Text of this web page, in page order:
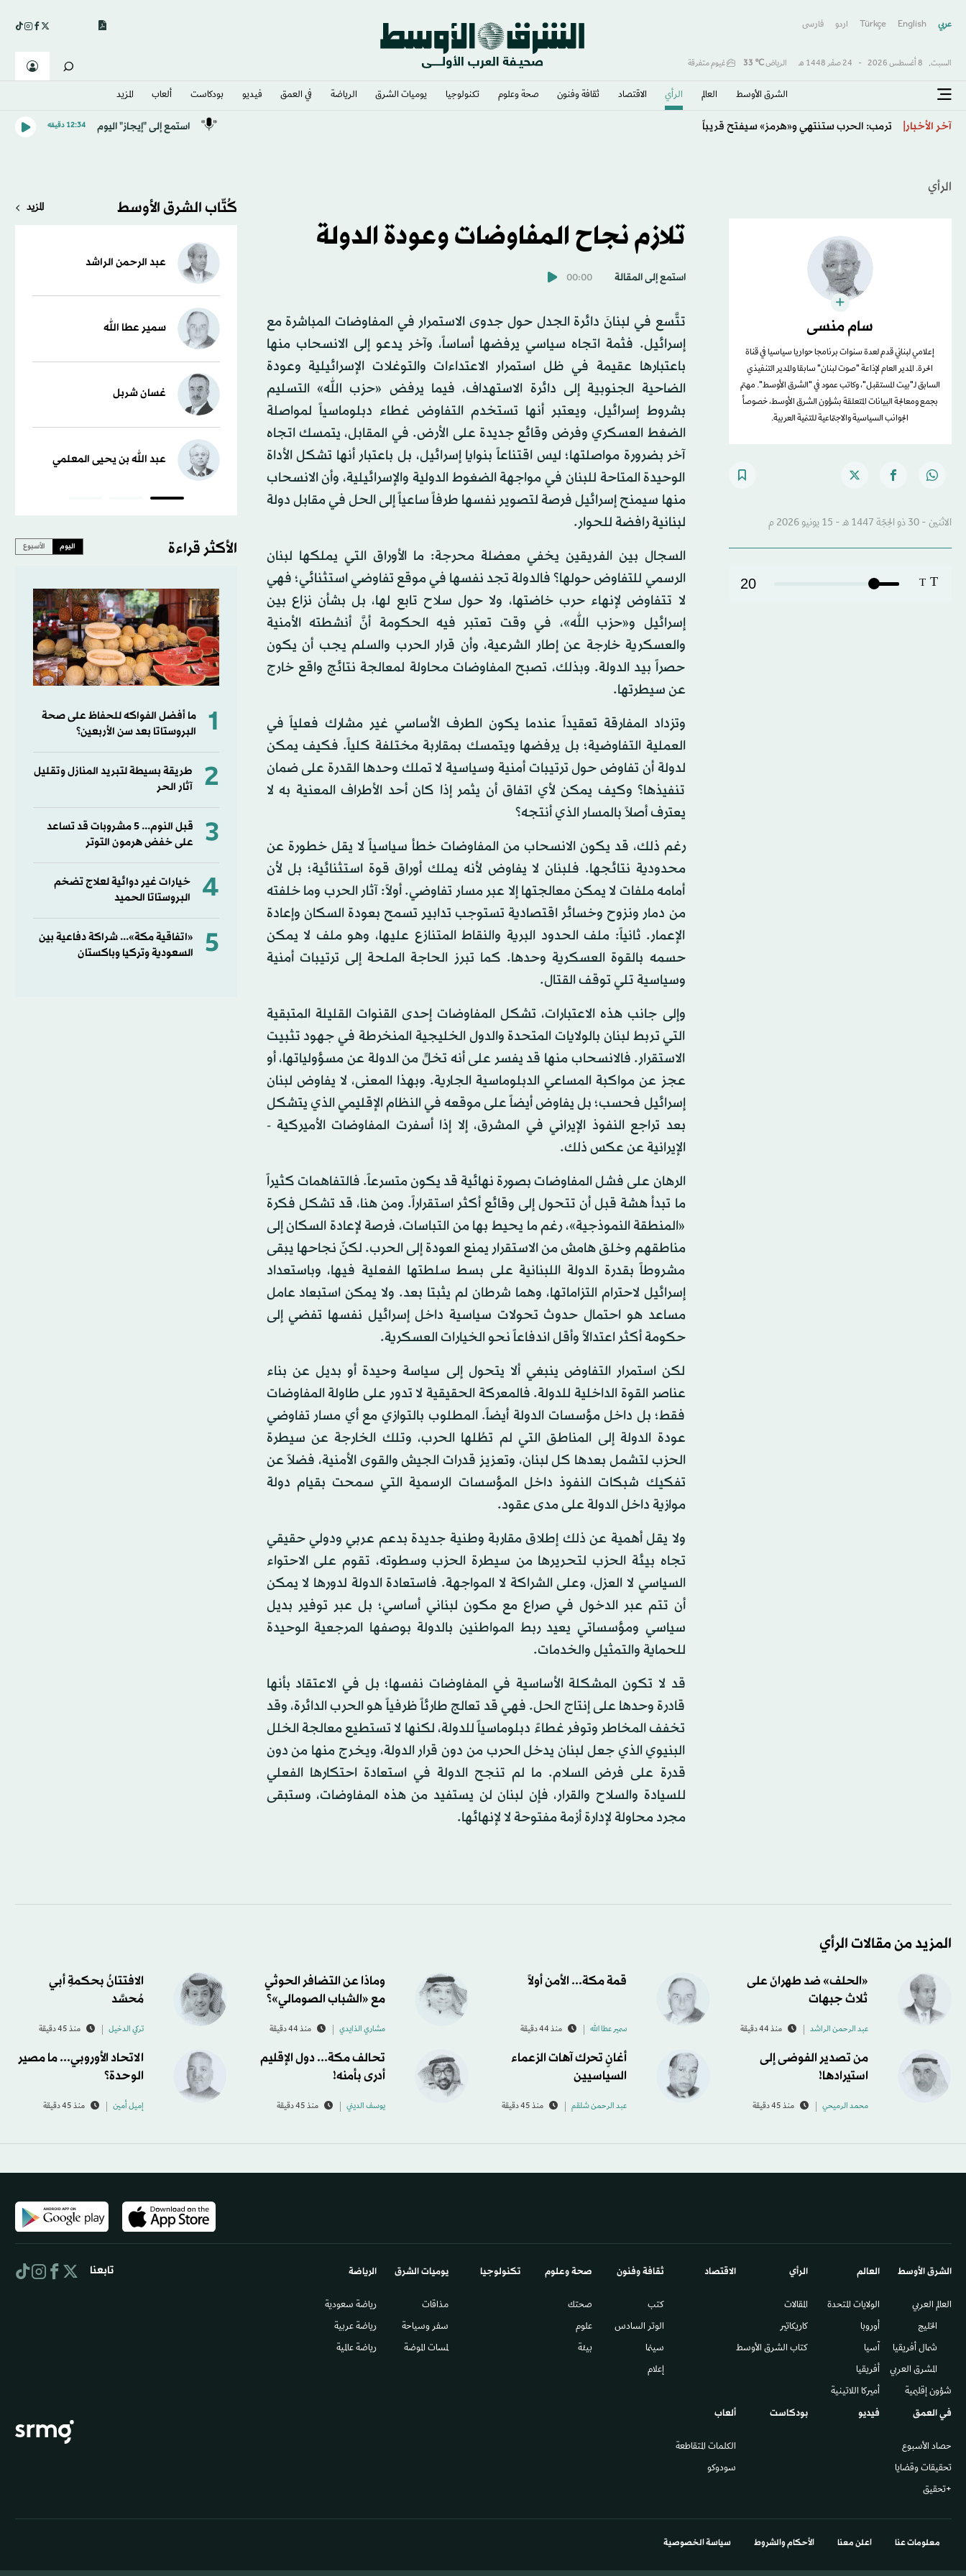
عربي English
Türkçe اردو فارسى
السبت, 8 أغسطس 2026 - 24 صفَر 1448 هـ الرياض℃
33 غيوم متفرقة
الشرق الأوسط​ العالم الرأي الاقتصاد ثقافة وفنون صحة وعلوم تكنولوجيا يوميات الشرق​ الرياضة في العمق فيديو بودكاست ألعاب المزيد
آخر الأخبار استمع إلى "إيجاز" اليوم 12:34 دقيقه
الرأي
سام منسى
إعلامي لبناني قدم لعدة سنوات برنامجا حواريا سياسيا في قناة
الحرة. المدير العام لإذاعة "صوت لبنان" سابقا والمدير التنفيذي
السابق لـ"بيت المستقبل"، وكاتب عمود في "الشرق الأوسط". مهتم
بجمع ومعالجة البيانات المتعلقة بشؤون الشرق الأوسط، خصوصاً
الجوانب السياسية والاجتماعية للتنمية العربية.
الاثنين - 30 ذو الحِجّة 1447 هـ - 15 يونيو 2026 م
T
T
20
تلازم نجاح المفاوضات وعودة الدولة
استمع إلى المقالة 00:00
تتَّسع في لبنانَ دائرة الجدل حول جدوى الاستمرار في المفاوضات المباشرة مع
إسرائيل. فثمة اتجاه سياسي يرفضها أساساً، وآخر يدعو إلى الانسحاب منها
باعتبارها عقيمة في ظل استمرار الاعتداءات والتوغلات الإسرائيلية وعودة
الضاحية الجنوبية إلى دائرة الاستهداف، فيما يرفض «حزب الله» التسليم
بشروط إسرائيل، ويعتبر أنها تستخدم التفاوض غطاء دبلوماسياً لمواصلة
الضغط العسكري وفرض وقائع جديدة على الأرض. في المقابل، يتمسك اتجاه
آخر بضرورة مواصلتها؛ ليس اقتناعاً بنوايا إسرائيل، بل باعتبار أنها تشكل الأداة
الوحيدة المتاحة للبنان في مواجهة الضغوط الدولية والإسرائيلية، وأن الانسحاب
منها سيمنح إسرائيل فرصة لتصوير نفسها طرفاً ساعياً إلى الحل في مقابل دولة
لبنانية رافضة للحوار.
السجال بين الفريقين يخفي معضلة محرجة: ما الأوراق التي يملكها لبنان
الرسمي للتفاوض حولها؟ فالدولة تجد نفسها في موقع تفاوضي استثنائي؛ فهي
لا تتفاوض لإنهاء حرب خاضتها، ولا حول سلاح تابع لها، بل بشأن نزاع بين
إسرائيل و«حزب الله»، في وقت تعتبر فيه الحكومة أنَّ أنشطته الأمنية
والعسكرية خارجة عن إطار الشرعية، وأن قرار الحرب والسلم يجب أن يكون
حصراً بيد الدولة. وبذلك، تصبح المفاوضات محاولة لمعالجة نتائج واقع خارج
عن سيطرتها.
وتزداد المفارقة تعقيداً عندما يكون الطرف الأساسي غير مشارك فعلياً في
العملية التفاوضية؛ بل يرفضها ويتمسك بمقاربة مختلفة كلياً. فكيف يمكن
لدولة أن تفاوض حول ترتيبات أمنية وسياسية لا تملك وحدها القدرة على ضمان
تنفيذها؟ وكيف يمكن لأي اتفاق أن يثمر إذا كان أحد الأطراف المعنية به لا
يعترف أصلاً بالمسار الذي أنتجه؟
رغم ذلك، قد يكون الانسحاب من المفاوضات خطأ سياسياً لا يقل خطورة عن
محدودية نتائجها. فلبنان لا يفاوض لأنه يملك أوراق قوة استثنائية؛ بل لأن
أمامه ملفات لا يمكن معالجتها إلا عبر مسار تفاوضي. أولاً: آثار الحرب وما خلفته
من دمار ونزوح وخسائر اقتصادية تستوجب تدابير تسمح بعودة السكان وإعادة
الإعمار. ثانياً: ملف الحدود البرية والنقاط المتنازع عليها، وهو ملف لا يمكن
حسمه بالقوة العسكرية وحدها. كما تبرز الحاجة الملحة إلى ترتيبات أمنية
وسياسية تلي توقف القتال.
وإلى جانب هذه الاعتبارات، تشكل المفاوضات إحدى القنوات القليلة المتبقية
التي تربط لبنان بالولايات المتحدة والدول الخليجية المنخرطة في جهود تثبيت
الاستقرار. فالانسحاب منها قد يفسر على أنه تخلٍّ من الدولة عن مسؤولياتها، أو
عجز عن مواكبة المساعي الدبلوماسية الجارية. وبهذا المعنى، لا يفاوض لبنان
إسرائيل فحسب؛ بل يفاوض أيضاً على موقعه في النظام الإقليمي الذي يتشكل
بعد تراجع النفوذ الإيراني في المشرق، إلا إذا أسفرت المفاوضات الأميركية -
الإيرانية عن عكس ذلك.
الرهان على فشل المفاوضات بصورة نهائية قد يكون متسرعاً. فالتفاهمات كثيراً
ما تبدأ هشة قبل أن تتحول إلى وقائع أكثر استقراراً. ومن هنا، قد تشكل فكرة
«المنطقة النموذجية»، رغم ما يحيط بها من التباسات، فرصة لإعادة السكان إلى
مناطقهم وخلق هامش من الاستقرار يمنع العودة إلى الحرب. لكنّ نجاحها يبقى
مشروطاً بقدرة الدولة اللبنانية على بسط سلطتها الفعلية فيها، وباستعداد
إسرائيل لاحترام التزاماتها، وهما شرطان لم يثبتا بعد. ولا يمكن استبعاد عامل
مساعد هو احتمال حدوث تحولات سياسية داخل إسرائيل نفسها تفضي إلى
حكومة أكثر اعتدالاً وأقل اندفاعاً نحو الخيارات العسكرية.
لكن استمرار التفاوض ينبغي ألا يتحول إلى سياسة وحيدة أو بديل عن بناء
عناصر القوة الداخلية للدولة. فالمعركة الحقيقية لا تدور على طاولة المفاوضات
فقط؛ بل داخل مؤسسات الدولة أيضاً. المطلوب بالتوازي مع أي مسار تفاوضي
عودة الدولة إلى المناطق التي لم تطُلها الحرب، وتلك الخارجة عن سيطرة
الحزب لتشمل بعدها كل لبنان، وتعزيز قدرات الجيش والقوى الأمنية، فضلاً عن
تفكيك شبكات النفوذ داخل المؤسسات الرسمية التي سمحت بقيام دولة
موازية داخل الدولة على مدى عقود.
ولا يقل أهمية عن ذلك إطلاق مقاربة وطنية جديدة بدعم عربي ودولي حقيقي
تجاه بيئة الحزب لتحريرها من سيطرة الحزب وسطوته، تقوم على الاحتواء
السياسي لا العزل، وعلى الشراكة لا المواجهة. فاستعادة الدولة لدورها لا يمكن
أن تتم عبر الدخول في صراع مع مكون لبناني أساسي؛ بل عبر توفير بديل
سياسي ومؤسساتي يعيد ربط المواطنين بالدولة بوصفها المرجعية الوحيدة
للحماية والتمثيل والخدمات.
قد لا تكون المشكلة الأساسية في المفاوضات نفسها؛ بل في الاعتقاد بأنها
قادرة وحدها على إنتاج الحل. فهي قد تعالج طارئاً ظرفياً هو الحرب الدائرة، وقد
تخفف المخاطر وتوفر غطاءً دبلوماسياً للدولة، لكنها لا تستطيع معالجة الخلل
البنيوي الذي جعل لبنان يدخل الحرب من دون قرار الدولة، ويخرج منها من دون
قدرة على فرض السلام. ما لم تنجح الدولة في استعادة احتكارها الفعلي
للسيادة والسلاح والقرار، فإن لبنان لن يستفيد من هذه المفاوضات، وستبقى
مجرد محاولة لإدارة أزمة مفتوحة لا لإنهائها.
كُتّاب الشرق الأوسط المزيد
عبد الرحمن الراشد
سمير عطا الله
غسان شربل
عبد الله بن يحيى المعلمي
الأكثر قراءة اليوم الأسبوع
1
ما أفضل الفواكه للحفاظ على صحة
البروستاتا بعد سن الأربعين؟
2
طريقة بسيطة لتبريد المنازل وتقليل
آثار الحر
3
قبل النوم... 5 مشروبات قد تساعد
على خفض هرمون التوتر
4
خيارات غير دوائية لعلاج تضخم
البروستاتا الحميد
5
«اتفاقية مكة»... شراكة دفاعية بين
السعودية وتركيا وباكستان
المزيد من مقالات الرأي
«الحلف» ضد طهرانَ على
ثلاث جبهات
عبد الرحمن الراشد منذ 44 دقيقة
قمة مكة... الأمن أولاً
سمير عطا الله منذ 44 دقيقة
وماذا عن التضافر الحوثي
مع «الشباب الصومالي»؟
مشاري الذايدي منذ 44 دقيقة
الافتتانُ بحكمةِ أبي
مُحسَّد
تركي الدخيل منذ 45 دقيقة
من تصدير الفوضى إلى
استيرادها!
محمد الرميحي منذ 45 دقيقة
أغانٍ تحرك آهات الزعماء
السياسيين
عبد الرحمن شلقم منذ 45 دقيقة
تحالف مكة... دول الإقليم
أدرى بأمنه!
يوسف الديني منذ 45 دقيقة
الاتحاد الأوروبي... ما مصير
الوحدة؟
إميل أمين منذ 45 دقيقة
الشرق الأوسط​
العالم العربي
الخليج
شمال أفريقيا
المشرق العربي
شؤون إقليمية
العالم
الولايات المتحدة
أوروبا
آسيا
أفريقيا
أميركا اللاتينية
الرأي
المقالات
كاريكاتير
كتاب الشرق الأوسط
الاقتصاد ثقافة وفنون
كتب
الوتر السادس​
سينما
إعلام
صحة وعلوم
صحتك
علوم
بيئة
تكنولوجيا يوميات الشرق​
مذاقات
سفر وسياحة
لمسات الموضة
الرياضة
رياضة سعودية
رياضة عربية
رياضة عالمية
في العمق
حصاد الأسبوع
تحقيقات وقضايا
+تحقيق
فيديو بودكاست ألعاب
الكلمات المتقاطعة
سودوكو
تابعنا
معلومات عنا اعلن معنا الأحكام والشروط سياسة الخصوصية